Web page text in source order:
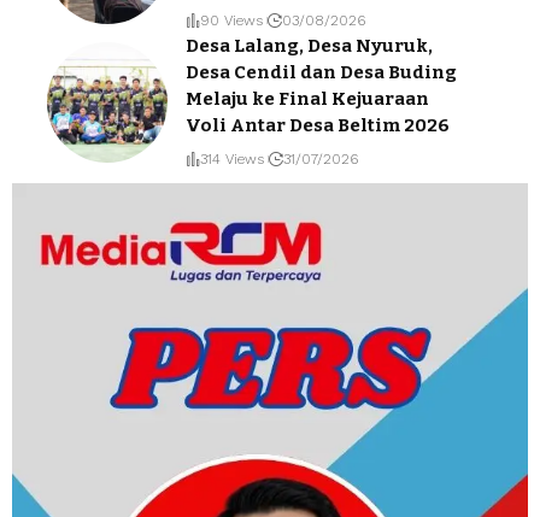
90 Views 03/08/2026
Desa Lalang, Desa Nyuruk,
Desa Cendil dan Desa Buding
Melaju ke Final Kejuaraan
Voli Antar Desa Beltim 2026
314 Views 31/07/2026